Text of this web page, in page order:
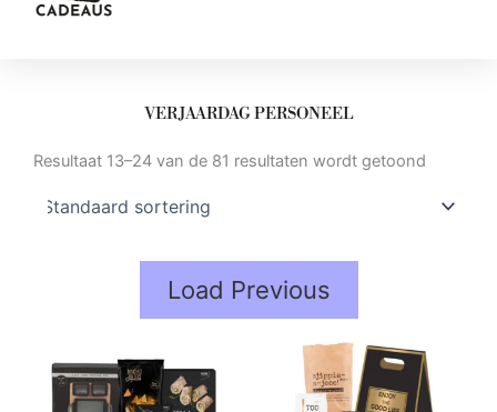
VERJAARDAG PERSONEEL
Resultaat 13–24 van de 81 resultaten wordt getoond
Load Previous